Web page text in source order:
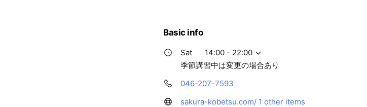
Basic info
Sat
14:00 - 22:00
季節講習中は変更の場合あり
046-207-7593
sakura-kobetsu.com/ 1 other items